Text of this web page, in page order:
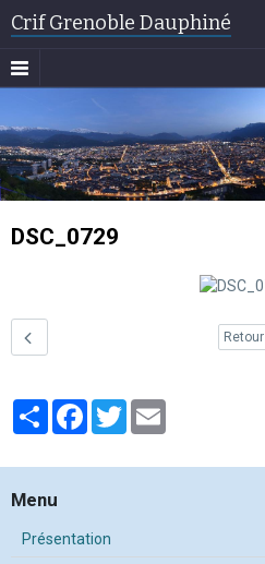
Crif Grenoble Dauphiné
DSC_0729
Retour
PartagerFacebook
Twitter
Menu
Présentation